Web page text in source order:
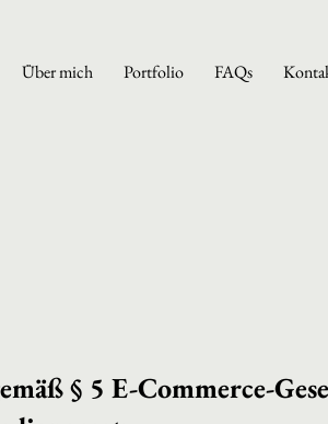
Über mich Portfolio FAQs
§ 5 E-Commerce-